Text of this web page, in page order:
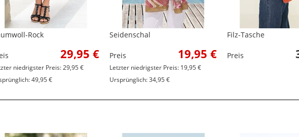
Rock
29,95 €
niedrigster Preis: 29,95 €
49,95 €
Seidenschal
Preis 19,95 €
Letzter niedrigster Preis: 19,95 €
Ursprünglich: 34,95 €
Filz-Tasche
Preis